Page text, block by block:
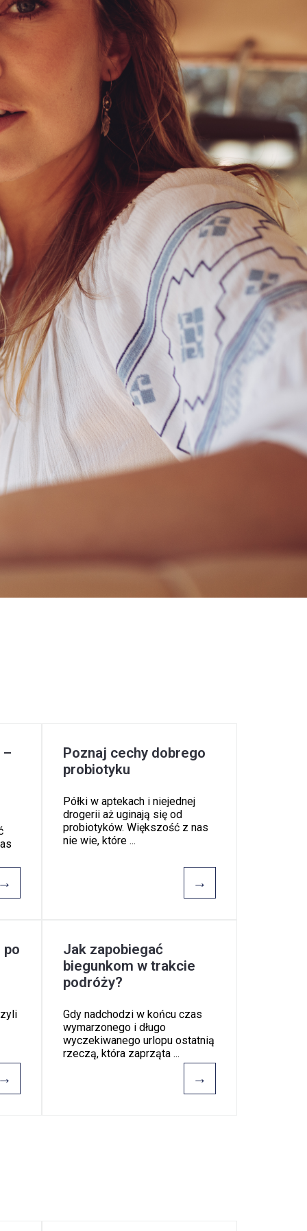
–
Poznaj cechy dobrego
probiotyku
Półki w aptekach i niejednej
drogerii aż uginają się od
probiotyków. Większość z nas
nie wie, które ...
→
po
Jak zapobiegać
biegunkom w trakcie
podróży?
Gdy nadchodzi w końcu czas
wymarzonego i długo
wyczekiwanego urlopu ostatnią
rzeczą, która zaprząta ...
→